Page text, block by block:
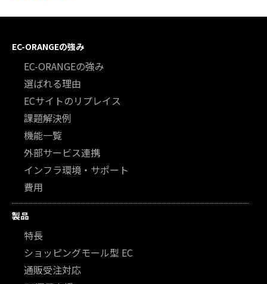
EC-ORANGEの強み
EC-ORANGEの強み
選ばれる理由
ECサイトのリプレイス
課題解決例
機能一覧
外部サービス連携
インフラ環境・サポート
費用
製品
特長
ショッピングモール型 EC
通販受注対応